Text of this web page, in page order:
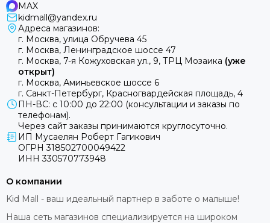
MAX
kidmall@yandex.ru
Адреса магазинов:
г. Москва, улица Обручева 45
г. Москва, Ленинградское шоссе 47
г. Москва, 7-я Кожуховская ул., 9, ТРЦ Мозаика (уже
открыт)
г. Москва, Аминьевское шоссе 6
г. Санкт-Петербург, Красногвардейская площадь, 4
ПН-ВС: с 10:00 до 22:00 (консультации и заказы по
телефонам).
Через сайт заказы принимаются круглосуточно.
ИП Мусаелян Роберт Гагикович
ОГРН 318502700049422
ИНН 330570773948
О компании
Kid Mall - ваш идеальный партнер в заботе о малыше!
Наша сеть магазинов специализируется на широком